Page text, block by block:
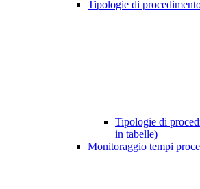
Tipologie di
Tipologie di
in tabelle)
Monitoraggio tempi